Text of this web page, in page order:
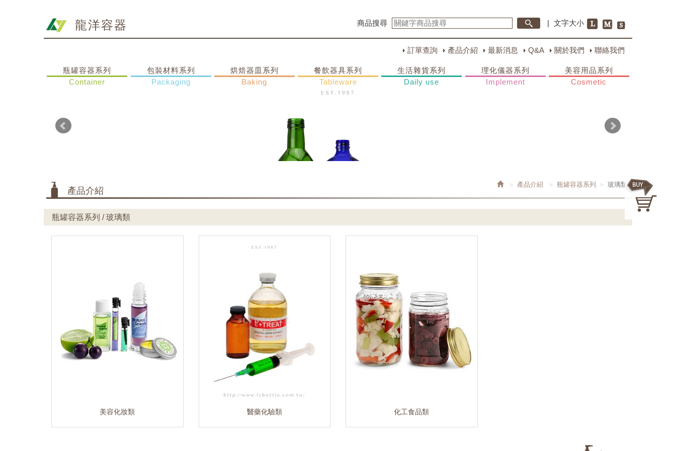
龍洋容器 商品搜尋 | 文字大小
訂單查詢 產品介紹 最新消息 Q&A 關於我們 聯絡我們
瓶罐容器系列
Container
包裝材料系列
Packaging
烘焙器皿系列
Baking
餐飲器具系列
Tableware
生活雜貨系列
Daily use
理化儀器系列
Implement
美容用品系列
Cosmetic
產品介紹 瓶罐容器系列 玻璃類
產品介紹
瓶罐容器系列 / 玻璃類
美容化妝類 醫藥化驗類 化工食品類